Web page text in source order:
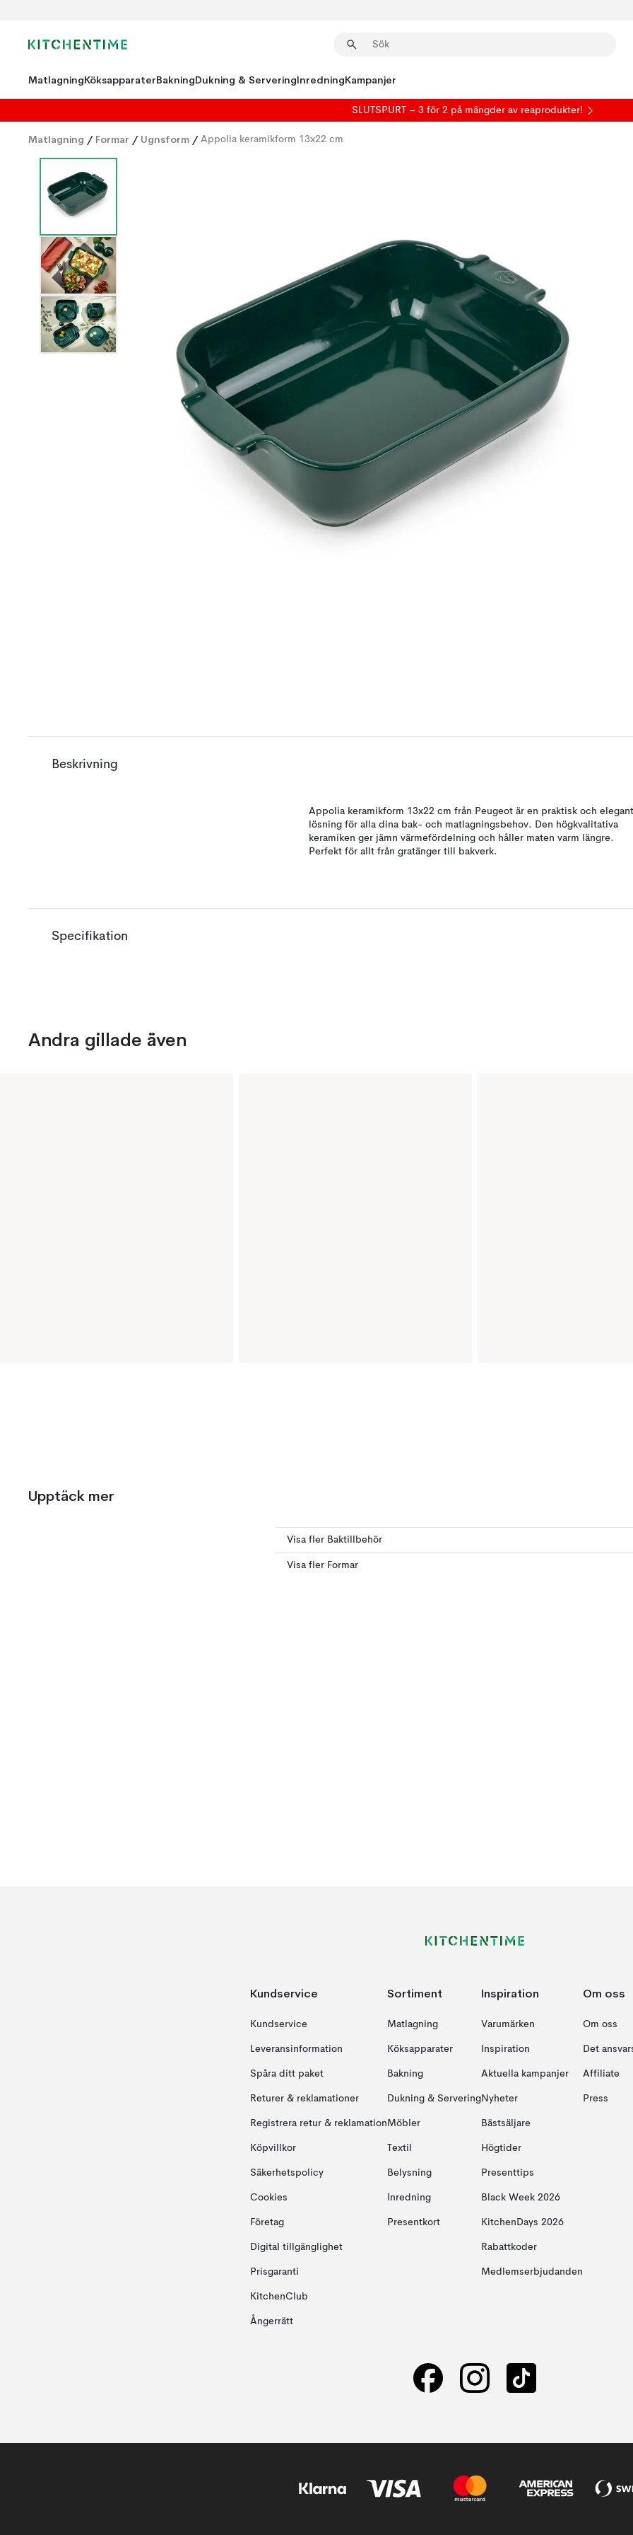
MatlagningKöksapparaterBakningDukning & ServeringInredningKampanjer
SLUTSPURT – 3 för 2 på mängder av reaprodukter!
Matlagning / Formar / Ugnsform / Appolia keramikform 13x22 cm
Beskrivning
Appolia keramikform 13x22 cm från Peugeot är en praktisk och elegant
lösning för alla dina bak- och matlagningsbehov. Den högkvalitativa
keramiken ger jämn värmefördelning och håller maten varm längre.
Perfekt för allt från gratänger till bakverk.
Specifikation
Andra gillade även
Upptäck mer
Visa fler Baktillbehör
Visa fler Formar
Kundservice
Kundservice
Leveransinformation
Spåra ditt paket
Returer & reklamationer
Registrera retur & reklamation
Köpvillkor
Säkerhetspolicy
Cookies
Företag
Digital tillgänglighet
Prisgaranti
KitchenClub
Ångerrätt
Sortiment
Matlagning
Köksapparater
Bakning
Dukning & Servering
Möbler
Textil
Belysning
Inredning
Presentkort
Inspiration
Varumärken
Inspiration
Aktuella kampanjer
Nyheter
Bästsäljare
Högtider
Presenttips
Black Week 2026
KitchenDays 2026
Rabattkoder
Medlemserbjudanden
Om oss
Om oss
Det
Affiliate
Press